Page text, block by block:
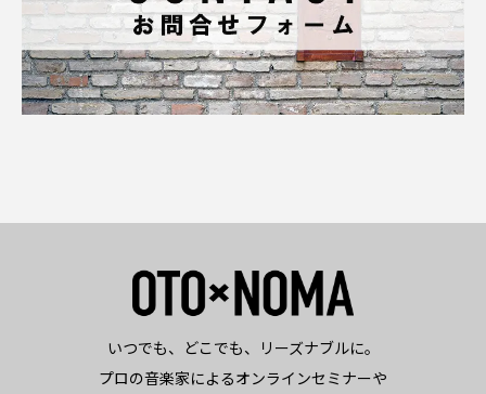
いつでも、どこでも、リーズナブルに。
プロの音楽家によるオンラインセミナーや